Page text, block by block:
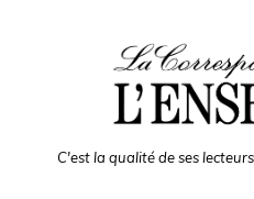
C'est la qualité de ses